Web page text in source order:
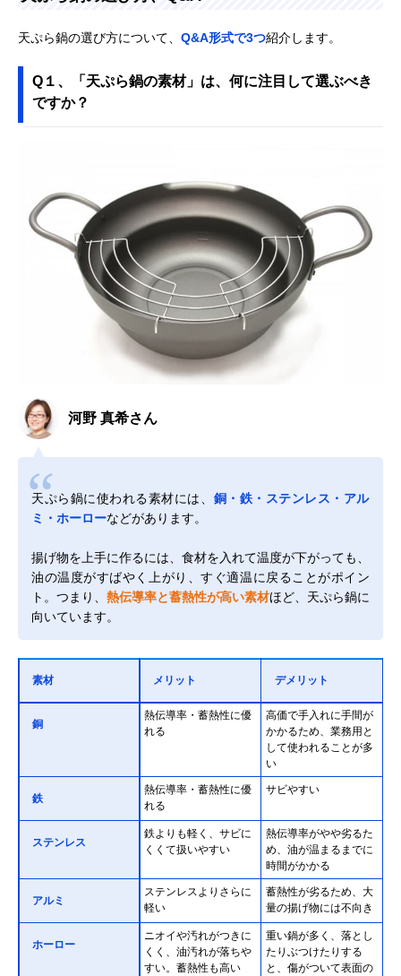
天ぷら鍋の選び方について、 Q&A形式で3つ紹介します。
Q１、「天ぷら鍋の素材」は、何に注目して選ぶべき
ですか？
河野 真希さん
天ぷら鍋に使われる素材には、 銅・鉄・ステンレス・アル
ミ・ホーローなどがあります。
揚げ物を上手に作るには、食材を入れて温度が下がっても、
油の温度がすばやく上がり、すぐ適温に戻ることがポイン
ト。つまり、 熱伝導率と蓄熱性が高い素材ほど、天ぷら鍋に
向いています。
素材 メリット デメリット
銅
熱伝導率・蓄熱性に優
れる
高価で手入れに手間が
かかるため、業務用と
して使われることが多
い
鉄
熱伝導率・蓄熱性に優
れる
サビやすい
ステンレス
鉄よりも軽く、サビに
くくて扱いやすい
熱伝導率がやや劣るた
め、油が温まるまでに
時間がかかる
アルミ
ステンレスよりさらに
軽い
蓄熱性が劣るため、大
量の揚げ物には不向き
ホーロー
ニオイや汚れがつきに
くく、油汚れが落ちや
すい。蓄熱性も高い
重い鍋が多く、落とし
たりぶつけたりする
と、傷がついて表面の